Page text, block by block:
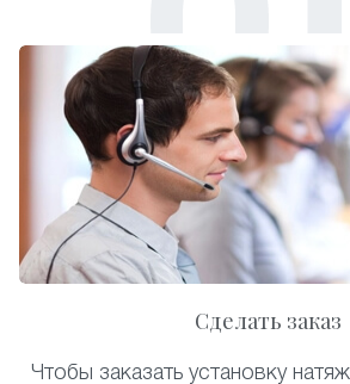
Сделать заказ
Чтобы заказать установку